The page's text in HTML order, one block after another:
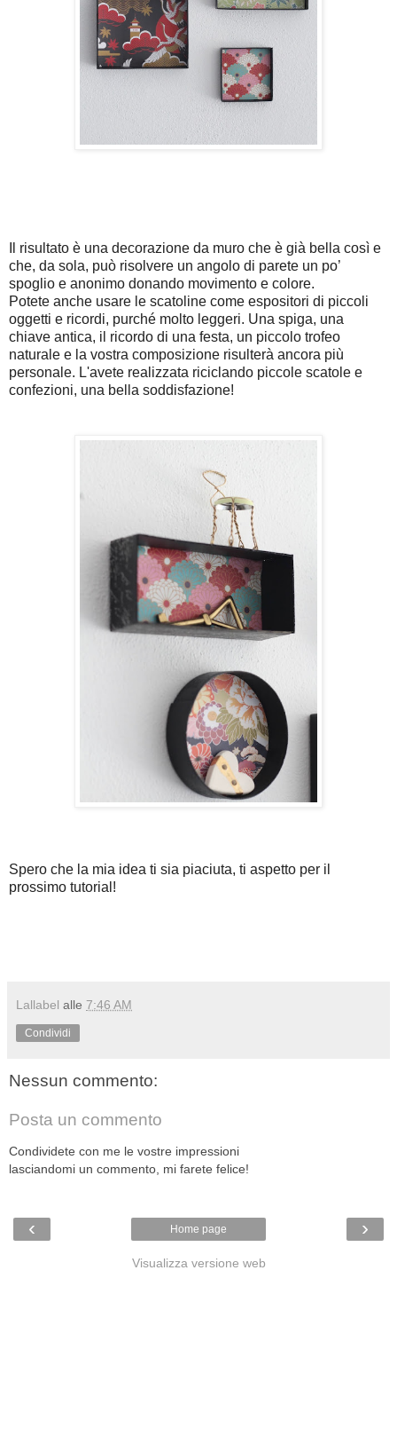
Il risultato è una decorazione da muro che è già bella così e
che, da sola, può risolvere un angolo di parete un po’
spoglio e anonimo donando movimento e colore.
Potete anche usare le scatoline come espositori di piccoli
oggetti e ricordi, purché molto leggeri. Una spiga, una
chiave antica, il ricordo di una festa, un piccolo trofeo
naturale e la vostra composizione risulterà ancora più
personale. L'avete realizzata riciclando piccole scatole e
confezioni, una bella soddisfazione!
Spero che la mia idea ti sia piaciuta, ti aspetto per il
prossimo tutorial!
Lallabel alle 7:46 AM
Condividi
Nessun commento:
Posta un commento
Condividete con me le vostre impressioni
lasciandomi un commento, mi farete felice!
‹ ›
Home page
Visualizza versione web